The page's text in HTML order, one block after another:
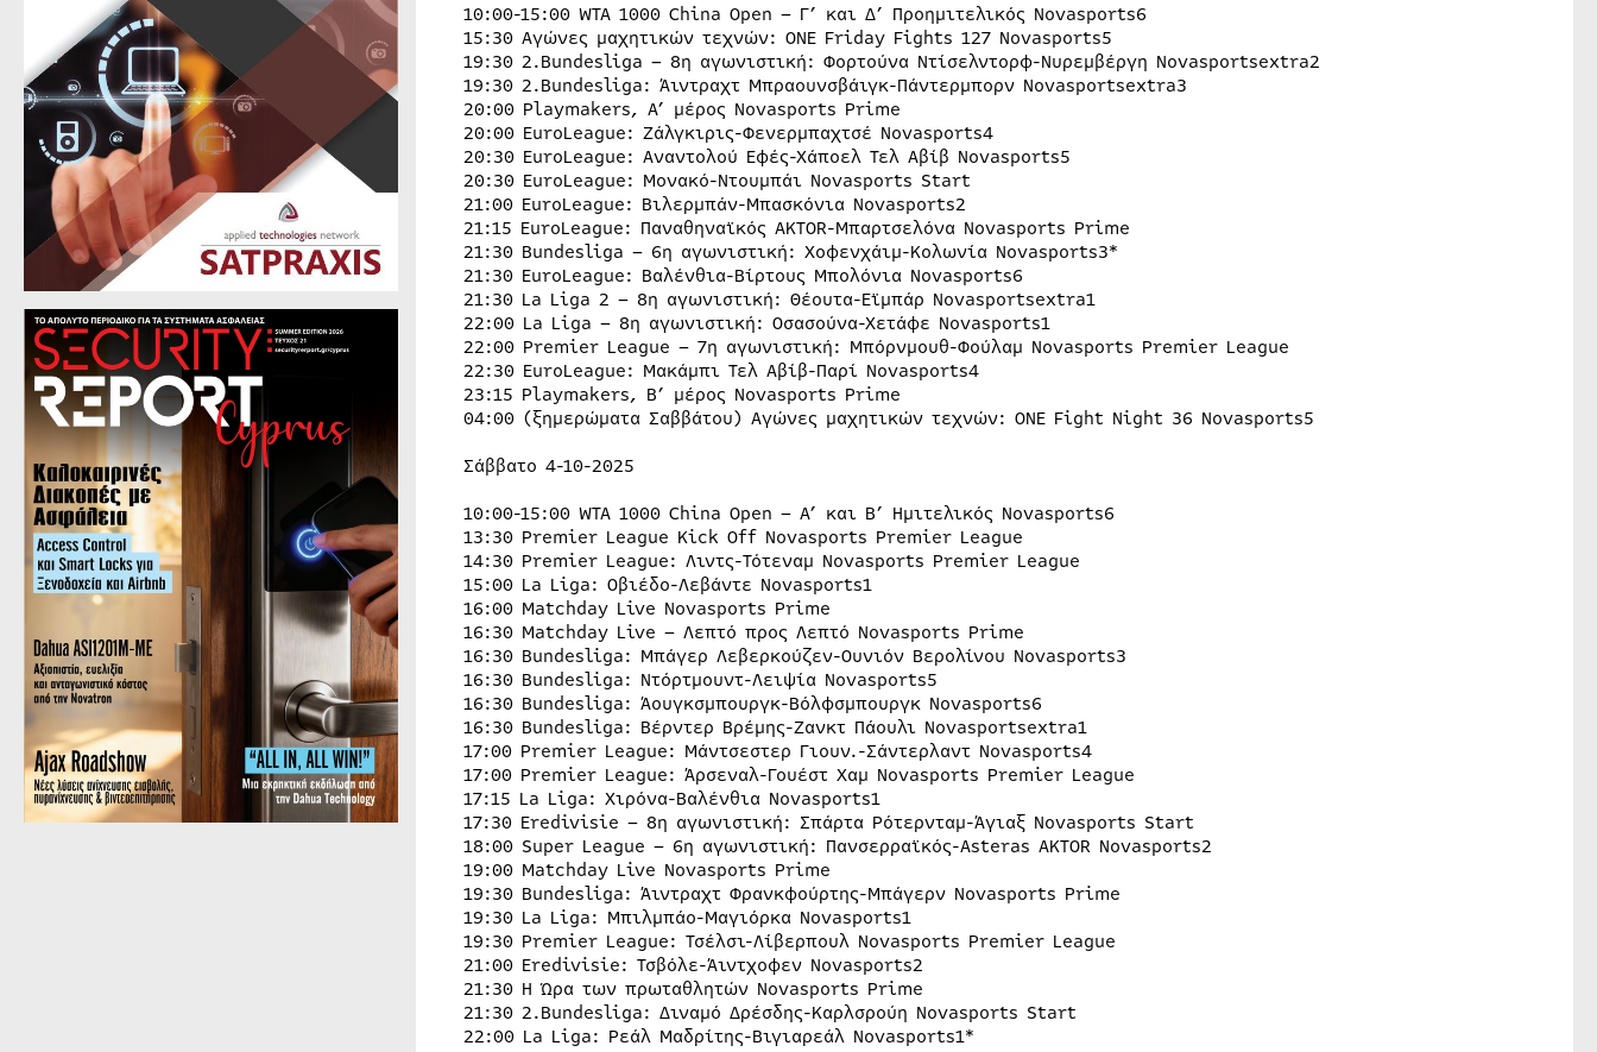
10:00-15:00 WTA 1000 China Open – Γ’ και Δ’ Προημιτελικός Novasports6
15:30 Αγώνες μαχητικών τεχνών: ONE Friday Fights 127 Novasports5
19:30 2.Bundesliga – 8η αγωνιστική: Φορτούνα Ντίσελντορφ-Νυρεμβέργη Novasportsextra2
19:30 2.Bundesliga: Άιντραχτ Μπραουνσβάιγκ-Πάντερμπορν Novasportsextra3
20:00 Playmakers, Α’ μέρος Novasports Prime
20:00 EuroLeague: Ζάλγκιρις-Φενερμπαχτσέ Novasports4
20:30 EuroLeague: Αναντολού Εφές-Χάποελ Τελ Αβίβ Novasports5
20:30 EuroLeague: Μονακό-Ντουμπάι Novasports Start
21:00 EuroLeague: Βιλερμπάν-Μπασκόνια Novasports2
21:15 EuroLeague: Παναθηναϊκός AKTOR-Μπαρτσελόνα Novasports Prime
21:30 Bundesliga – 6η αγωνιστική: Χοφενχάιμ-Κολωνία Novasports3*
21:30 EuroLeague: Βαλένθια-Βίρτους Μπολόνια Novasports6
21:30 La Liga 2 – 8η αγωνιστική: Θέουτα-Εϊμπάρ Novasportsextra1
22:00 La Liga – 8η αγωνιστική: Οσασούνα-Χετάφε Novasports1
22:00 Premier League – 7η αγωνιστική: Μπόρνμουθ-Φούλαμ Novasports Premier League
22:30 EuroLeague: Μακάμπι Τελ Αβίβ-Παρί Novasports4
23:15 Playmakers, B’ μέρος Novasports Prime
04:00 (ξημερώματα Σαββάτου) Αγώνες μαχητικών τεχνών: ONE Fight Night 36 Novasports5
Σάββατο 4-10-2025
10:00-15:00 WTA 1000 China Open – A’ και B’ Hμιτελικός Novasports6
13:30 Premier League Kick Off Novasports Premier League
14:30 Premier League: Λιντς-Τότεναμ Novasports Premier League
15:00 La Liga: Οβιέδο-Λεβάντε Novasports1
16:00 Matchday Live Novasports Prime
16:30 Matchday Live – Λεπτό προς Λεπτό Novasports Prime
16:30 Bundesliga: Μπάγερ Λεβερκούζεν-Ουνιόν Βερολίνου Novasports3
16:30 Bundesliga: Ντόρτμουντ-Λειψία Novasports5
16:30 Bundesliga: Άουγκσμπουργκ-Βόλφσμπουργκ Novasports6
16:30 Bundesliga: Βέρντερ Βρέμης-Ζανκτ Πάουλι Novasportsextra1
17:00 Premier League: Μάντσεστερ Γιουν.-Σάντερλαντ Novasports4
17:00 Premier League: Άρσεναλ-Γουέστ Χαμ Novasports Premier League
17:15 La Liga: Χιρόνα-Βαλένθια Novasports1
17:30 Eredivisie – 8η αγωνιστική: Σπάρτα Ρότερνταμ-Άγιαξ Novasports Start
18:00 Super League – 6η αγωνιστική: Πανσερραϊκός-Asteras AKTOR Novasports2
19:00 Matchday Live Novasports Prime
19:30 Bundesliga: Άιντραχτ Φρανκφούρτης-Μπάγερν Novasports Prime
19:30 La Liga: Μπιλμπάο-Μαγιόρκα Novasports1
19:30 Premier League: Τσέλσι-Λίβερπουλ Novasports Premier League
21:00 Eredivisie: Τσβόλε-Άιντχοφεν Novasports2
21:30 Η Ώρα των πρωταθλητών Novasports Prime
21:30 2.Bundesliga: Διναμό Δρέσδης-Καρλσρούη Novasports Start
22:00 La Liga: Ρεάλ Μαδρίτης-Βιγιαρεάλ Novasports1*